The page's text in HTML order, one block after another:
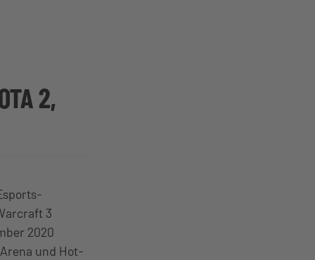
2,
3
2020
und Hot-